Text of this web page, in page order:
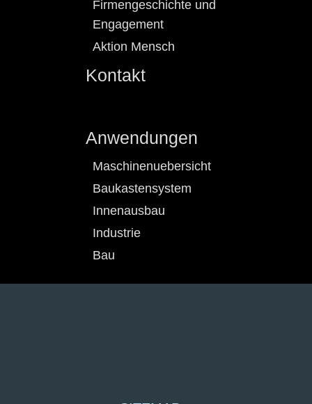
Firmengeschichte und
Engagement
Aktion Mensch
Kontakt
Anwendungen
Maschinenuebersicht
Baukastensystem
Innenausbau
Industrie
Bau